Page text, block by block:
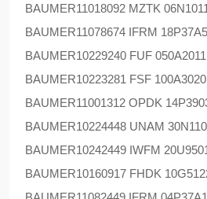
BAUMER11018092 MZTK
BAUMER11078674 IFRM
BAUMER10229240 FUF 050A2011
BAUMER10223281 FSF 100A3020
BAUMER11001312 OPDK
BAUMER10224448 UNAM
BAUMER10242449 IWFM
BAUMER10160917 FHDK